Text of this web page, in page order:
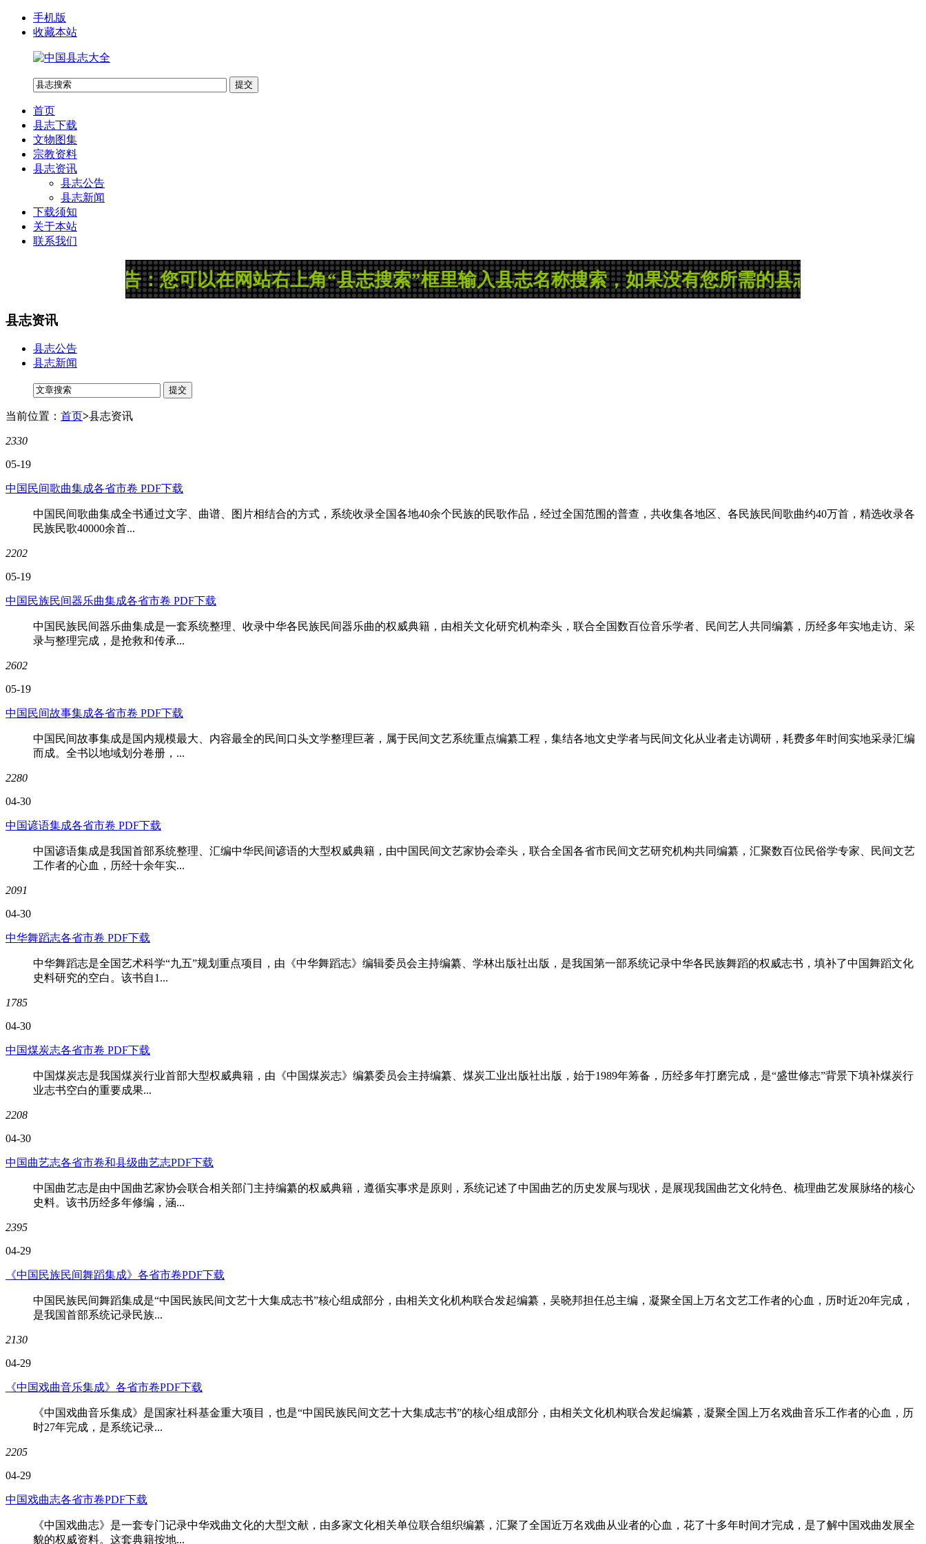
手机版
收藏本站
首页
县志下载
文物图集
宗教资料
县志资讯
县志公告
县志新闻
下载须知
关于本站
联系我们
公告：您可以在网站右上角“县志搜索”框里输入县志名称搜索，如果没有您所需的县志或地方志，那
县志资讯
县志公告
县志新闻
当前位置： 首页>县志资讯
2330
05-19
中国民间歌曲集成各省市卷 PDF下载
中国民间歌曲集成全书通过文字、曲谱、图片相结合的方式，系统收录全国各地40余个民族的民歌作品，经过全国范围的普查，共收集各地区、各民族民间歌曲约40万首，精选收录各
民族民歌40000余首...
2202
05-19
中国民族民间器乐曲集成各省市卷 PDF下载
中国民族民间器乐曲集成是一套系统整理、收录中华各民族民间器乐曲的权威典籍，由相关文化研究机构牵头，联合全国数百位音乐学者、民间艺人共同编纂，历经多年实地走访、采
录与整理完成，是抢救和传承...
2602
05-19
中国民间故事集成各省市卷 PDF下载
中国民间故事集成是国内规模最大、内容最全的民间口头文学整理巨著，属于民间文艺系统重点编纂工程，集结各地文史学者与民间文化从业者走访调研，耗费多年时间实地采录汇编
而成。全书以地域划分卷册，...
2280
04-30
中国谚语集成各省市卷 PDF下载
中国谚语集成是我国首部系统整理、汇编中华民间谚语的大型权威典籍，由中国民间文艺家协会牵头，联合全国各省市民间文艺研究机构共同编纂，汇聚数百位民俗学专家、民间文艺
工作者的心血，历经十余年实...
2091
04-30
中华舞蹈志各省市卷 PDF下载
中华舞蹈志是全国艺术科学“九五”规划重点项目，由《中华舞蹈志》编辑委员会主持编纂、学林出版社出版，是我国第一部系统记录中华各民族舞蹈的权威志书，填补了中国舞蹈文化
史料研究的空白。该书自1...
1785
04-30
中国煤炭志各省市卷 PDF下载
中国煤炭志是我国煤炭行业首部大型权威典籍，由《中国煤炭志》编纂委员会主持编纂、煤炭工业出版社出版，始于1989年筹备，历经多年打磨完成，是“盛世修志”背景下填补煤炭行
业志书空白的重要成果...
2208
04-30
中国曲艺志各省市卷和县级曲艺志PDF下载
中国曲艺志是由中国曲艺家协会联合相关部门主持编纂的权威典籍，遵循实事求是原则，系统记述了中国曲艺的历史发展与现状，是展现我国曲艺文化特色、梳理曲艺发展脉络的核心
史料。该书历经多年修编，涵...
2395
04-29
《中国民族民间舞蹈集成》各省市卷PDF下载
中国民族民间舞蹈集成是“中国民族民间文艺十大集成志书”核心组成部分，由相关文化机构联合发起编纂，吴晓邦担任总主编，凝聚全国上万名文艺工作者的心血，历时近20年完成，
是我国首部系统记录民族...
2130
04-29
《中国戏曲音乐集成》各省市卷PDF下载
《中国戏曲音乐集成》是国家社科基金重大项目，也是“中国民族民间文艺十大集成志书”的核心组成部分，由相关文化机构联合发起编纂，凝聚全国上万名戏曲音乐工作者的心血，历
时27年完成，是系统记录...
2205
04-29
中国戏曲志各省市卷PDF下载
《中国戏曲志》是一套专门记录中华戏曲文化的大型文献，由多家文化相关单位联合组织编纂，汇聚了全国近万名戏曲从业者的心血，花了十多年时间才完成，是了解中国戏曲发展全
貌的权威资料。这套典籍按地...